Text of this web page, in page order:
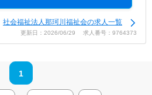
社会福祉法人那珂川福祉会の求人一覧
更新日：2026/06/29 求人番号：9764373
1